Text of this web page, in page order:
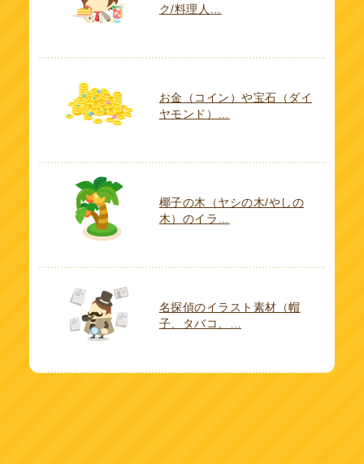
ク/料理人…
お金（コイン）や宝石（ダイ
ヤモンド）…
椰子の木（ヤシの木/やしの
木）のイラ…
名探偵のイラスト素材（帽
子、タバコ、…